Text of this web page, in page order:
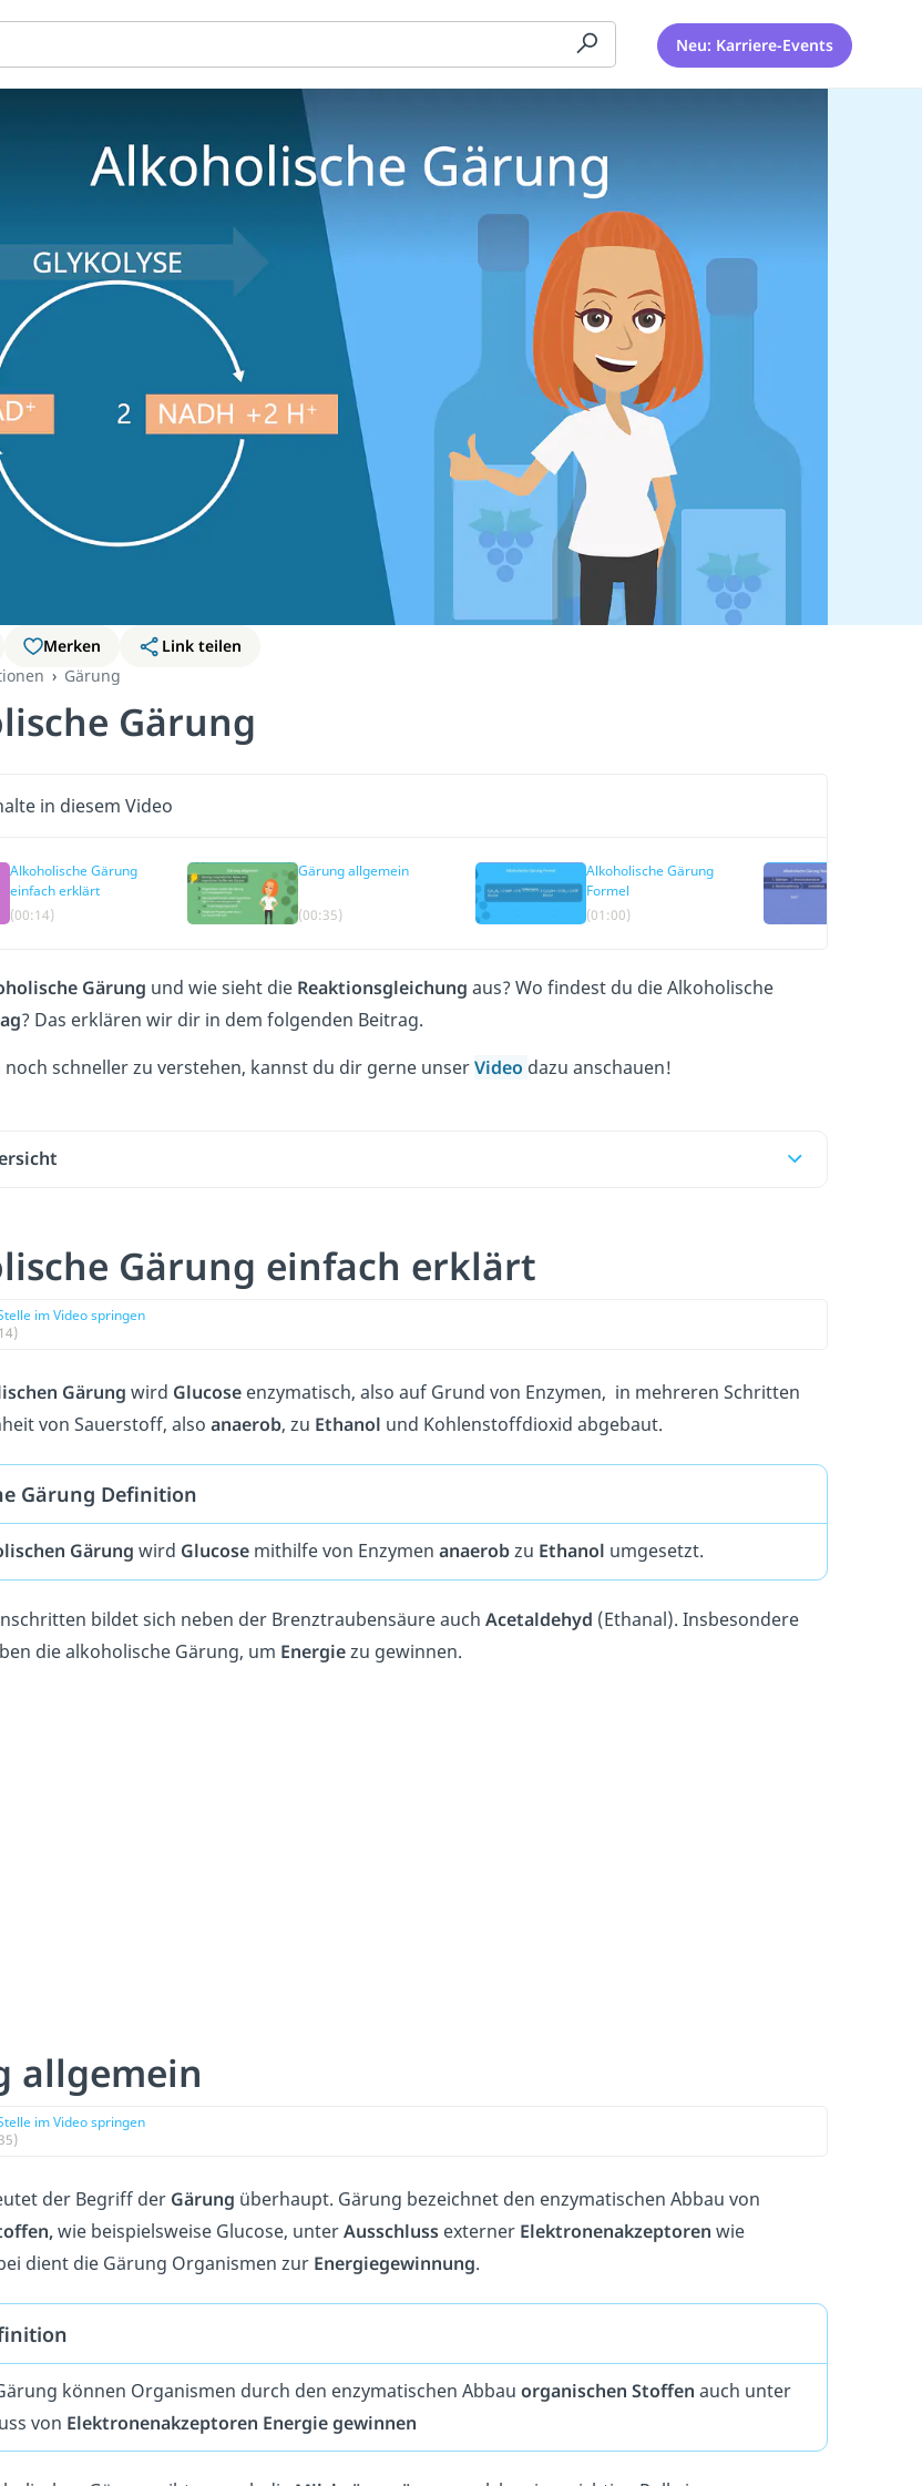
Neu: Karriere-Events
Merken
Link teilen
Gärung
Gärung
in diesem Video
Alkoholische Gärung
einfach erklärt
(00:14)
Gärung allgemein
(00:35)
Alkoholische Gärung
Formel
(01:00)
Gärung und wie sieht die Reaktionsgleichung aus? Wo findest du die Alkoholische
? Das erklären wir dir in dem folgenden Beitrag.
noch schneller zu verstehen, kannst du dir gerne unserVideo dazu anschauen!
Gärung einfach erklärt
im Video springen
Gärung wird Glucose enzymatisch, also auf Grund von Enzymen, in mehreren Schritten
von Sauerstoff, also anaerob, zu Ethanol und Kohlenstoffdioxid abgebaut.
Gärung Definition
Gärung wird Glucose mithilfe von Enzymen anaerobzu Ethanol umgesetzt.
bildet sich neben der Brenztraubensäure auch Acetaldehyd (Ethanal). Insbesondere
die alkoholische Gärung, um Energiezu gewinnen.
allgemein
im Video springen
der Begriff der Gärung überhaupt. Gärung bezeichnet den enzymatischen Abbau von
wie beispielsweise Glucose, unterAusschluss externer Elektronenakzeptoren wie
dient die Gärung Organismen zur Energiegewinnung.
können Organismen durch den enzymatischen Abbau organischen Stoffen auch unter
von Elektronenakzeptoren Energie gewinnen